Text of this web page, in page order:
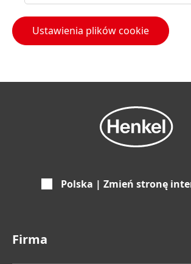
Ustawienia plików cookie
Polska | Zmień stronę
Firma